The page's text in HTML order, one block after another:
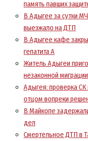
память павших
В Адыгее за сутки
выезжало на ДТП
В Адыгее кафе
гепатита А
Житель Адыгеи
незаконной миграции
Адыгея: проверка СК
отцом вопреки
В Майкопе
дел
Смертельное ДТП в